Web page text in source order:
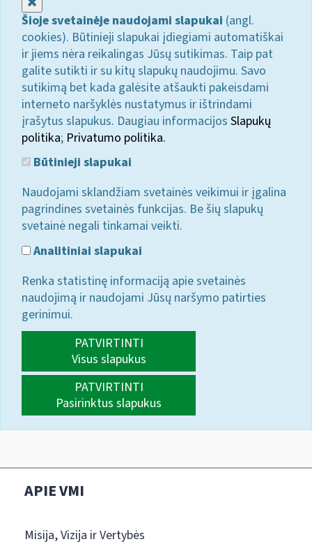
Šioje svetainėje naudojami slapukai (angl.
cookies). Būtinieji slapukai įdiegiami automatiškai
ir jiems nėra reikalingas Jūsų sutikimas. Taip pat
galite sutikti ir su kitų slapukų naudojimu. Savo
sutikimą bet kada galėsite atšaukti pakeisdami
interneto naršyklės nustatymus ir ištrindami
įrašytus slapukus. Daugiau informacijos Slapukų
politika; Privatumo politika.
Būtinieji slapukai
Naudojami sklandžiam svetainės veikimui ir įgalina
pagrindines svetainės funkcijas. Be šių slapukų
svetainė negali tinkamai veikti.
Analitiniai slapukai
Renka statistinę informaciją apie svetainės
naudojimą ir naudojami Jūsų naršymo patirties
gerinimui.
PATVIRTINTI
Visus slapukus
PATVIRTINTI
Pasirinktus slapukus
APIE VMI
Misija, Vizija ir Vertybės